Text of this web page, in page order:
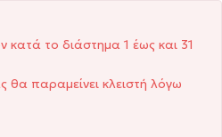
το διάστημα 1 έως και 31
θα παραμείνει κλειστή λόγω